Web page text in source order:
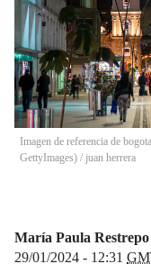
Imagen de referencia de
GettyImages) / juan herrera
María Paula Restrepo
29/01/2024 - 12:31